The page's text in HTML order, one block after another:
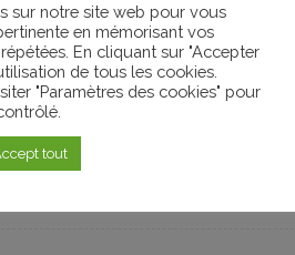
sur notre site web pour vous
en mémorisant vos
En cliquant sur "Accepter
de tous les cookies.
"Paramètres des cookies" pour
tout